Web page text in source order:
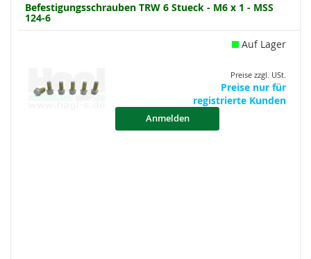
Befestigungsschrauben TRW 6 Stueck - M6 x 1 - MSS
124-6
Auf Lager
Preise zzgl. USt.
Preise nur für
registrierte Kunden
Anmelden